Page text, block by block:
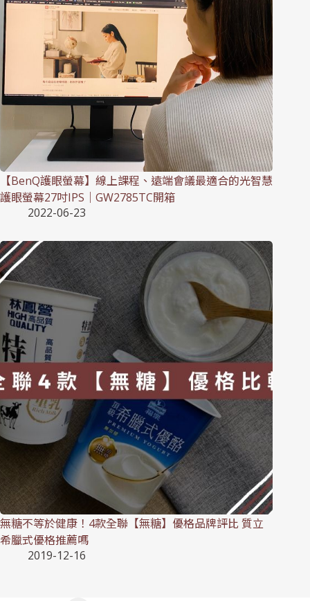
【BenQ護眼螢幕】線上課程、遠端會議最適合的光智慧
護眼螢幕27吋IPS｜GW2785TC開箱
2022-06-23
無糖不等於健康！4款全聯【無糖】優格品牌評比 質立
希臘式優格推薦嗎
2019-12-16